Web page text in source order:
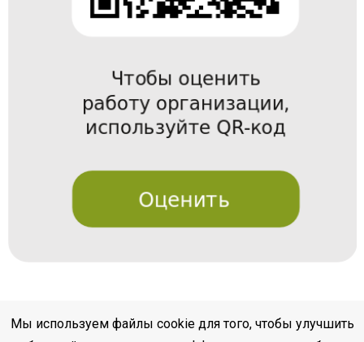
Мы используем файлы cookie для того, чтобы улучшить